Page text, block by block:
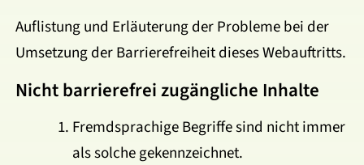
Auflistung und Erläuterung der Probleme bei der
Umsetzung der Barrierefreiheit dieses Webauftritts.
Nicht barrierefrei zugängliche Inhalte
Fremdsprachige Begriffe sind nicht immer
als solche gekennzeichnet.